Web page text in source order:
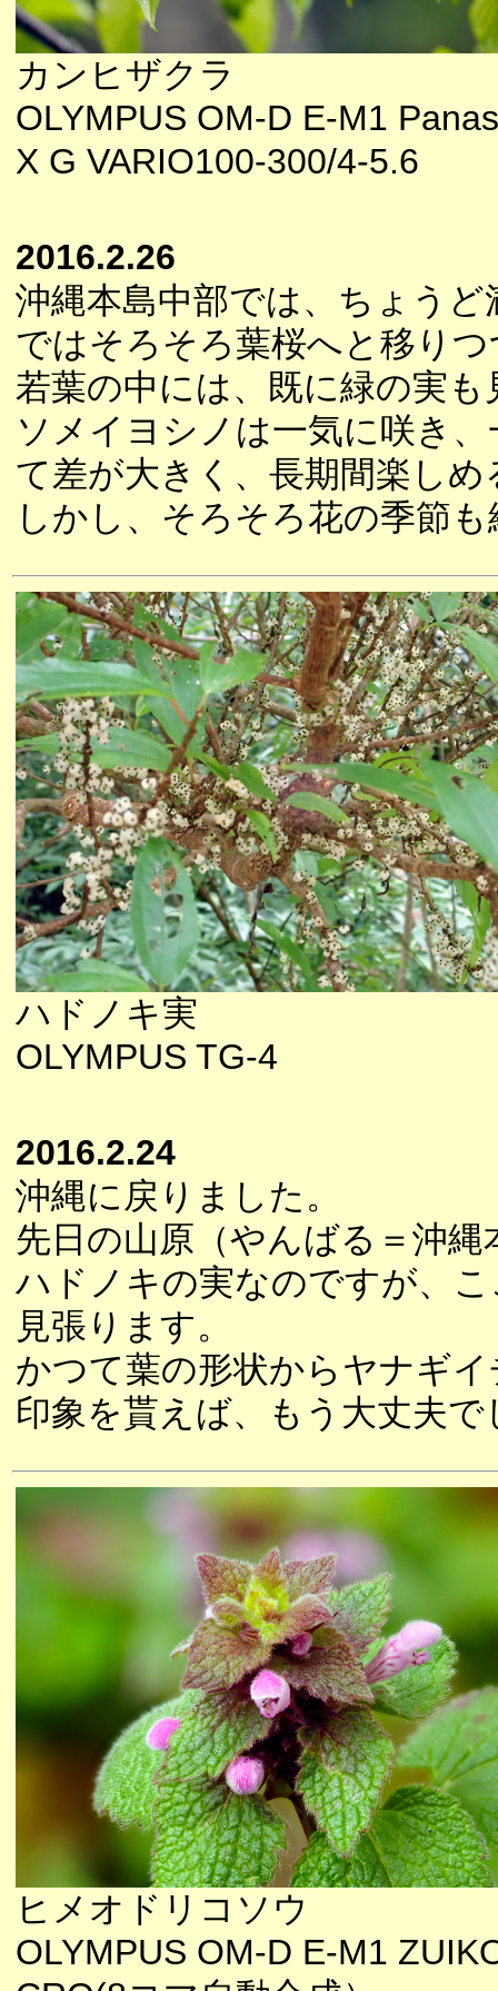
カンヒザクラ
OLYMPUS OM-D E-M1
X G VARIO100-300/4-5.6
2016.2.26
沖縄本島中部では、ちょう
ではそろそろ葉桜へと移り
若葉の中には、既に緑の実
ソメイヨシノは一気に咲き
て差が大きく、長期間楽し
しかし、そろそろ花の季節
ハドノキ実
OLYMPUS TG-4
2016.2.24
沖縄に戻りました。
先日の山原（やんばる＝沖
ハドノキの実なのですが、
見張ります。
かつて葉の形状からヤナギ
印象を貰えば、もう大丈夫で
ヒメオドリコソウ
OLYMPUS OM-D E-M1